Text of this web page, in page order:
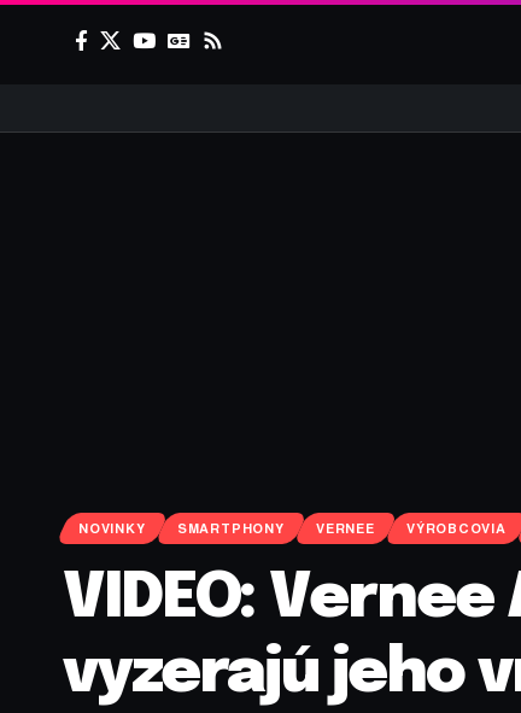
NOVINKY SMARTPHONY VERNEE VÝROBCOVIA
VIDEO:
vyzerajú jeho